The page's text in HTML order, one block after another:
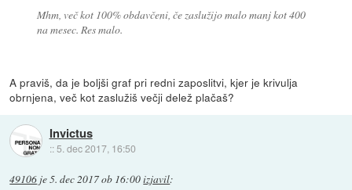
Mhm, več kot 100% obdavčeni, če zaslužijo malo manj kot 400
na mesec. Res malo.
A praviš, da je boljši graf pri redni zaposlitvi, kjer je krivulja
obrnjena, več kot zaslužiš večji delež plačaš?
Invictus
:: 5. dec 2017, 16:50
49106 je5. dec 2017 ob 16:00izjavil: